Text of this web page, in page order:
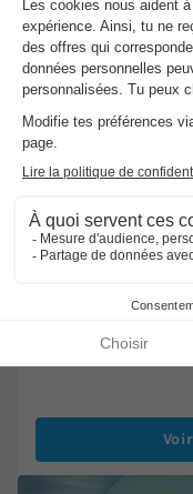
Camping Le Ried
Boofzheim-Voir
MOBILHOME 4
Meilleur prix pour 7